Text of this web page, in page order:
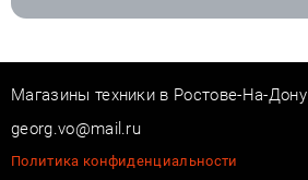
Магазины техники в Ростове-На-Дону
georg.vo@mail.ru
Политика конфиденциальности